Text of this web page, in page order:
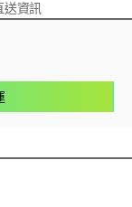
送資訊